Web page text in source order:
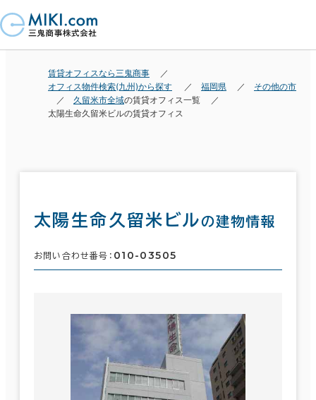
賃貸オフィスなら三鬼商事
オフィス物件検索(九州)から探す
福岡県
その他の市
久留米市全域の賃貸オフィス一覧
太陽生命久留米ビルの賃貸オフィス
太陽生命久留米ビルの建物情報
お問い合わせ番号： 010-03505